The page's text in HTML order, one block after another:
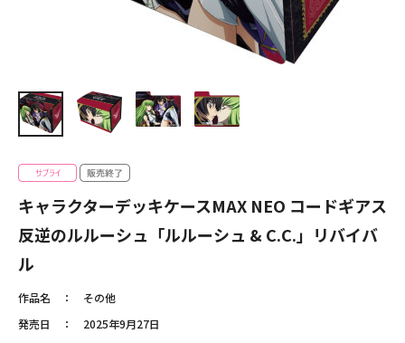
キャラクターデッキケースMAX NEO コードギアス
反逆のルルーシュ「ルルーシュ & C.C.」リバイバ
ル
作品名
その他
発売日
2025年9月27日